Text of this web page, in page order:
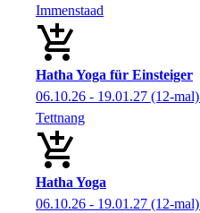
Immenstaad
Hatha Yoga für Einsteiger
06.10.26 - 19.01.27 (12-mal)
Tettnang
Hatha Yoga
06.10.26 - 19.01.27 (12-mal)